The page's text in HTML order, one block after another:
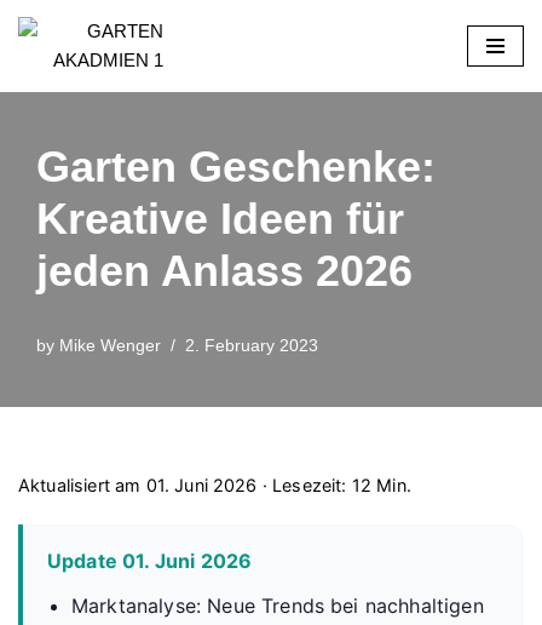
to
Garten Geschenke:
Kreative Ideen für
jeden Anlass 2026
by Mike Wenger 2. February 2023
Aktualisiert am 01. Juni 2026 · Lesezeit: 12 Min.
Update 01. Juni 2026
Marktanalyse: Neue Trends bei nachhaltigen